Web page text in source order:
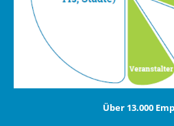
Über 13.000